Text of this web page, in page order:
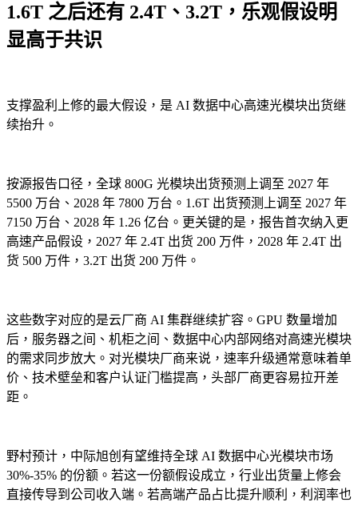
1.6T 之后还有 2.4T、3.2T，乐观假设明
显高于共识
支撑盈利上修的最大假设，是 AI 数据中心高速光模块出货继
续抬升。
按源报告口径，全球 800G 光模块出货预测上调至 2027 年
5500 万台、2028 年 7800 万台。1.6T 出货预测上调至 2027 年
7150 万台、2028 年 1.26 亿台。更关键的是，报告首次纳入更
高速产品假设，2027 年 2.4T 出货 200 万件，2028 年 2.4T 出
货 500 万件，3.2T 出货 200 万件。
这些数字对应的是云厂商 AI 集群继续扩容。GPU 数量增加
后，服务器之间、机柜之间、数据中心内部网络对高速光模块
的需求同步放大。对光模块厂商来说，速率升级通常意味着单
价、技术壁垒和客户认证门槛提高，头部厂商更容易拉开差
距。
野村预计，中际旭创有望维持全球 AI 数据中心光模块市场
30%-35% 的份额。若这一份额假设成立，行业出货量上修会
直接传导到公司收入端。若高端产品占比提升顺利，利润率也